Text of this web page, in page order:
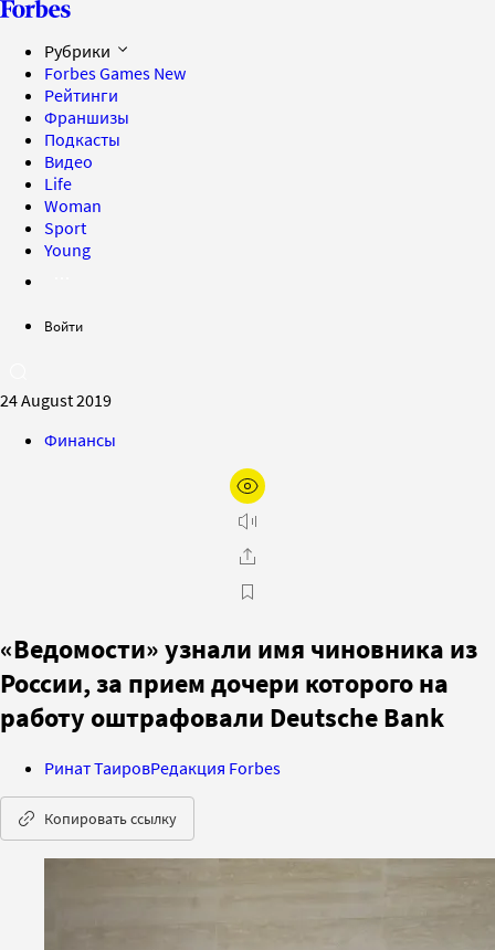
Рубрики
Forbes Games New
Рейтинги
Франшизы
Подкасты
Видео
Life
Woman
Sport
Young
Войти
24 August 2019
Финансы
«Ведомости» узнали имя чиновника из
России, за прием дочери которого на
работу оштрафовали Deutsche Bank
Ринат ТаировРедакция Forbes
Копировать ссылку